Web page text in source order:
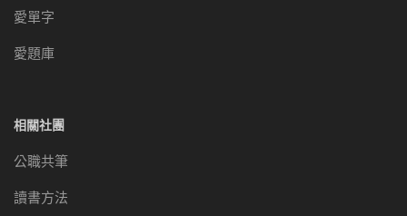
愛單字
愛題庫
相關社團
公職共筆
讀書方法